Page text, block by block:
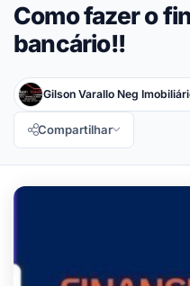
Como fazer o
bancário!!
Gilson Varallo Neg
Compartilhar